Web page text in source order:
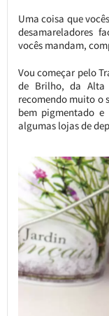
Uma coisa que
desamareladores
vocês mandam,
Vou começar pelo
de Brilho, da Alta
recomendo muito o
bem pigmentado
algumas lojas de